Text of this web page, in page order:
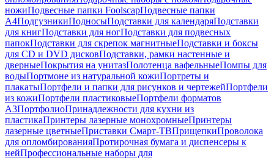
ножиПодвесные папки FoolscapПодвесные папки
А4ПодгузникиПодносыПодставки для календаряПодставки
для книгПодставки для ногПодставки для подвесных
папокПодставки для скрепок магнитныеПодставки и боксы
для CD и DVD дисковПодставки, рамки настенные и
дверныеПокрытия на унитазПолотенца вафельныеПомпы для
водыПортмоне из натуральной кожиПортреты и
плакатыПортфели и папки для рисунков и чертежейПортфели
из кожиПортфели пластиковыеПортфели форматов
А3ПортфолиоПринадлежности для кухни из
пластикаПринтеры лазерные монохромныеПринтеры
лазерные цветныеПриставки Смарт-ТВПрищепкиПроволока
для опломбированияПротирочная бумага и диспенсеры к
нейПрофессиональные наборы для